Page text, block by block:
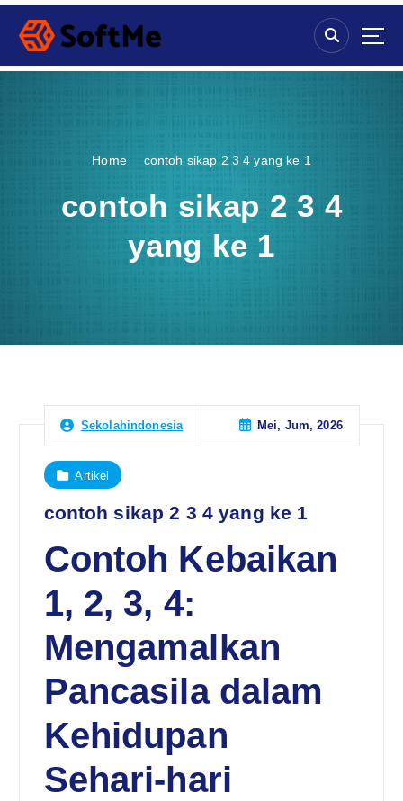
S
p
Home contoh sikap 2 3 4 yang ke 1
contoh sikap 2 3 4
yang ke 1
Sekolahindonesia Mei, Jum, 2026
Artikel
contoh sikap 2 3 4 yang ke 1
Contoh Kebaikan
1, 2, 3, 4:
Mengamalkan
Pancasila dalam
Kehidupan
Sehari-hari